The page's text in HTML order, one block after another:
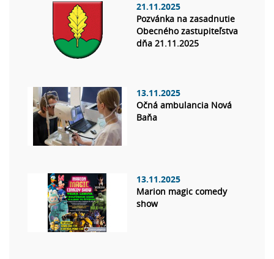
21.11.2025
Pozvánka na zasadnutie
Obecného zastupiteľstva
dňa 21.11.2025
13.11.2025
Očná ambulancia Nová
Baňa
13.11.2025
Marion magic comedy
show